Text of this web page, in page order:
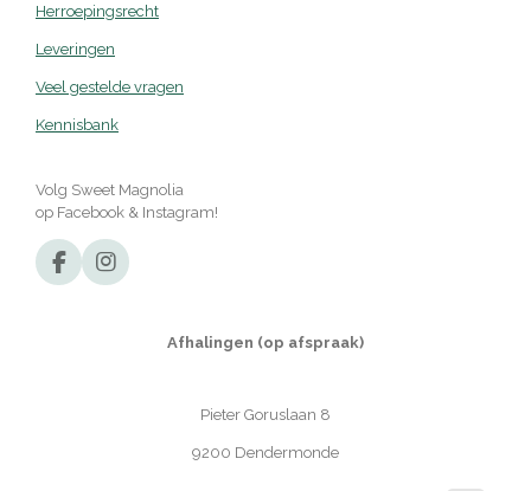
Herroepingsrecht
Leveringen
Veel gestelde vragen
Kennisbank
Volg Sweet Magnolia
op Facebook & Instagram!
F
a
I
n
Afhalingen (op afspraak)
Pieter Goruslaan 8
9200 Dendermonde